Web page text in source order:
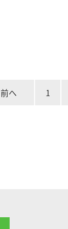
前へ 1